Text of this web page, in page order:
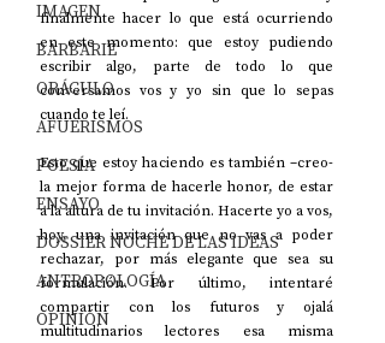
IMAGEN
BARBARIE
ORÁCULO
AFUERISMOS
POESÍA
ENSAYO
DOSSIER NOCHE DE LAS IDEAS
ANTROPOLOGÍA
OPINIÓN
finalmente hacer lo que está ocurriendo
en este momento: que estoy pudiendo
escribir algo, parte de todo lo que
conversamos vos y yo sin que lo sepas
cuando te leí.
Esto que estoy haciendo es también –creo-
la mejor forma de hacerle honor, de estar
a la altura de tu invitación. Hacerte yo a vos,
hoy, una invitación que no vas a poder
rechazar, por más elegante que sea su
formulación. Por último, intentaré
compartir con los futuros y ojalá
multitudinarios lectores esa misma